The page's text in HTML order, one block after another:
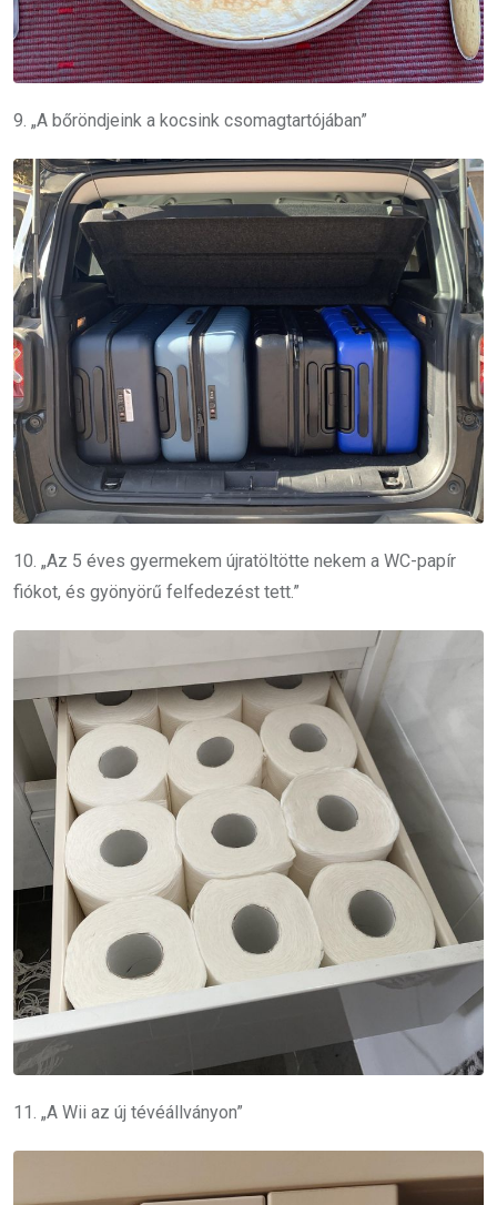
9. „A bőröndjeink a kocsink csomagtartójában”
10. „Az 5 éves gyermekem újratöltötte nekem a WC-papír
fiókot, és gyönyörű felfedezést tett.”
11. „A Wii az új tévéállványon”